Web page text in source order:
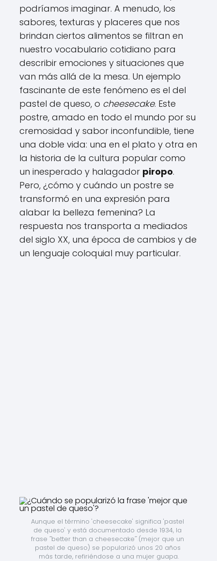
podríamos imaginar. A menudo, los
sabores, texturas y placeres que nos
brindan ciertos alimentos se filtran en
nuestro vocabulario cotidiano para
describir emociones y situaciones que
van más allá de la mesa. Un ejemplo
fascinante de este fenómeno es el del
pastel de queso, o cheesecake. Este
postre, amado en todo el mundo por su
cremosidad y sabor inconfundible, tiene
una doble vida: una en el plato y otra en
la historia de la cultura popular como
un inesperado y halagador piropo.
Pero, ¿cómo y cuándo un postre se
transformó en una expresión para
alabar la belleza femenina? La
respuesta nos transporta a mediados
del siglo XX, una época de cambios y de
un lenguaje coloquial muy particular.
Aunque el término 'cheesecake' significa 'pastel
de queso' y está documentado desde 1934, la
frase ˝better than a cheesecake˝ (mejor que un
pastel de queso) se popularizó unos 20 años
más tarde, refiriéndose a una mujer guapa.